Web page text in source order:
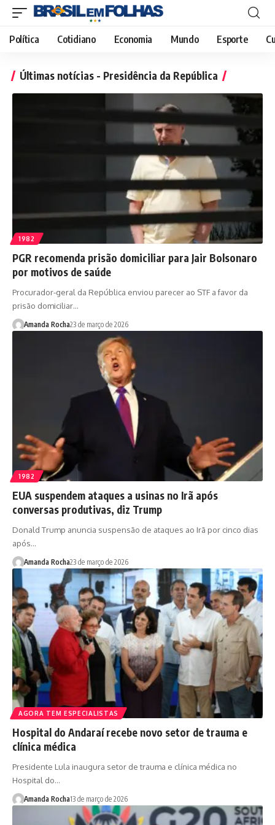
Política Cotidiano Economia Mundo Esporte
Últimas notícias - Presidência da República
1982
PGR recomenda prisão domiciliar para Jair Bolsonaro
por motivos de saúde
Procurador-geral da República enviou parecer ao STF a favor da
prisão domiciliar…
Amanda Rocha23 de março de 2026
1982
EUA suspendem ataques a usinas no Irã após
conversas produtivas, diz Trump
Donald Trump anuncia suspensão de ataques ao Irã por cinco dias
após…
Amanda Rocha23 de março de 2026
AGORA TEM ESPECIALISTAS
Hospital do Andaraí recebe novo setor de trauma e
clínica médica
Presidente Lula inaugura setor de trauma e clínica médica no
Hospital do…
Amanda Rocha13 de março de 2026